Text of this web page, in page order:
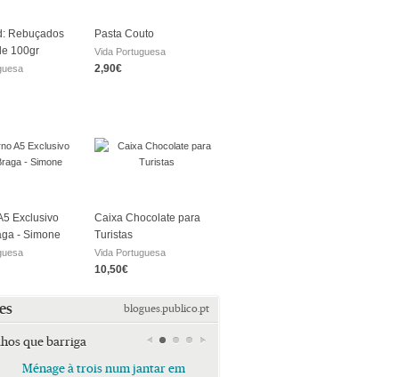
Rebuçados
100gr
Pasta Couto
Vida Portuguesa
2,90€
Exclusivo
- Simone
Caixa Chocolate para
Turistas
Vida Portuguesa
10,50€
blogues.publico.pt
que barriga
Ménage à trois num jantar em